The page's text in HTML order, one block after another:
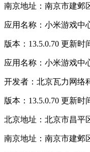
南京地址：南京市建邺
应用名称：小米游戏中
版本：13.5.0.70 更新时
应用名称：小米游戏中
开发者：北京瓦力网络
版本：13.5.0.70 更新时
北京地址：北京市昌平
南京地址：南京市建邺